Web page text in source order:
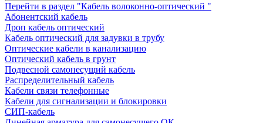
Перейти в раздел "Кабель волоконно-оптический "
Абонентский кабель
Дроп кабель оптический
Кабель оптический для задувки в трубу
Оптические кабели в канализацию
Оптический кабель в грунт
Подвесной самонесущий кабель
Распределительный кабель
Кабели связи телефонные
Кабели для сигнализации и блокировки
СИП-кабель